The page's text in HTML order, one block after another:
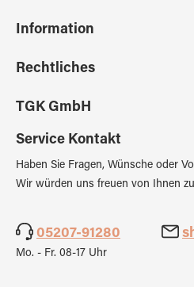
Information
Rechtliches
TGK GmbH
Service Kontakt
Haben Sie Fragen, Wünsche oder
Wir würden uns freuen von Ihnen
05207-91280
Mo. - Fr. 08-17 Uhr